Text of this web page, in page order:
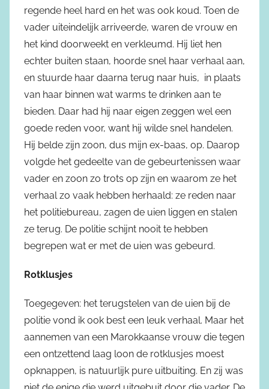
regende heel hard en het was ook koud. Toen de
vader uiteindelijk arriveerde, waren de vrouw en
het kind doorweekt en verkleumd. Hij liet hen
echter buiten staan, hoorde snel haar verhaal aan,
en stuurde haar daarna terug naar huis, in plaats
van haar binnen wat warms te drinken aan te
bieden. Daar had hij naar eigen zeggen wel een
goede reden voor, want hij wilde snel handelen.
Hij belde zijn zoon, dus mijn ex-baas, op. Daarop
volgde het gedeelte van de gebeurtenissen waar
vader en zoon zo trots op zijn en waarom ze het
verhaal zo vaak hebben herhaald: ze reden naar
het politiebureau, zagen de uien liggen en stalen
ze terug. De politie schijnt nooit te hebben
begrepen wat er met de uien was gebeurd.
Rotklusjes
Toegegeven: het terugstelen van de uien bij de
politie vond ik ook best een leuk verhaal. Maar het
aannemen van een Marokkaanse vrouw die tegen
een ontzettend laag loon de rotklusjes moest
opknappen, is natuurlijk pure uitbuiting. En zij was